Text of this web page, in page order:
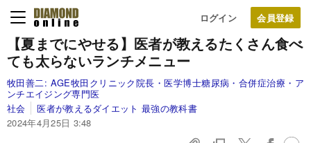
ログイン
【夏までにやせる】医者が教えるたくさん食べ
ても太らないランチメニュー
牧田善二: AGE牧田クリニック院長・医学博士糖尿病・合併症治療・ア
ンチエイジング専門医
社会
医者が教えるダイエット 最強の教科書
2024年4月25日 3:48